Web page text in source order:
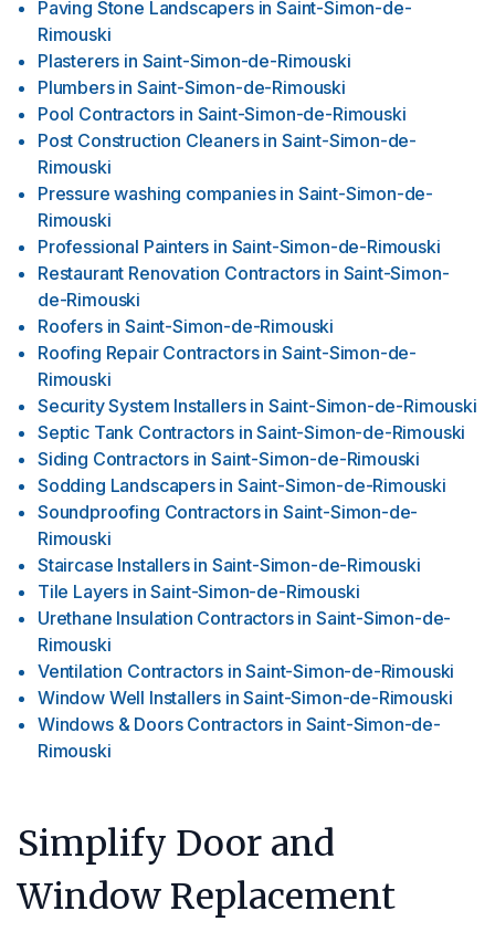
Paving Stone Landscapers in Saint-Simon-de-
Rimouski
Plasterers in Saint-Simon-de-Rimouski
Plumbers in Saint-Simon-de-Rimouski
Pool Contractors in Saint-Simon-de-Rimouski
Post Construction Cleaners in Saint-Simon-de-
Rimouski
Pressure washing companies in Saint-Simon-de-
Rimouski
Professional Painters in Saint-Simon-de-Rimouski
Restaurant Renovation Contractors in Saint-Simon-
de-Rimouski
Roofers in Saint-Simon-de-Rimouski
Roofing Repair Contractors in Saint-Simon-de-
Rimouski
Security System Installers in Saint-Simon-de-Rimouski
Septic Tank Contractors in Saint-Simon-de-Rimouski
Siding Contractors in Saint-Simon-de-Rimouski
Sodding Landscapers in Saint-Simon-de-Rimouski
Soundproofing Contractors in Saint-Simon-de-
Rimouski
Staircase Installers in Saint-Simon-de-Rimouski
Tile Layers in Saint-Simon-de-Rimouski
Urethane Insulation Contractors in Saint-Simon-de-
Rimouski
Ventilation Contractors in Saint-Simon-de-Rimouski
Window Well Installers in Saint-Simon-de-Rimouski
Windows & Doors Contractors in Saint-Simon-de-
Rimouski
Simplify Door and
Window Replacement